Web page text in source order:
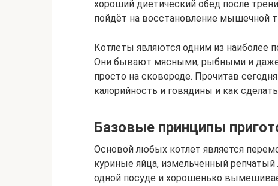
хороший диетический обед после
пойдёт на восстановление мышечной
Котлеты являются одним из наиболее
Они бывают мясными, рыбными и даже
просто на сковороде. Прочитав
калорийность и говядины и как
Базовые принципы
Основой любых котлет является
куриные яйца, измельченный репчатый
одной посуде и хорошенько